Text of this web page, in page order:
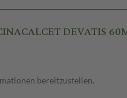
DEVATIS
bereitzustellen.